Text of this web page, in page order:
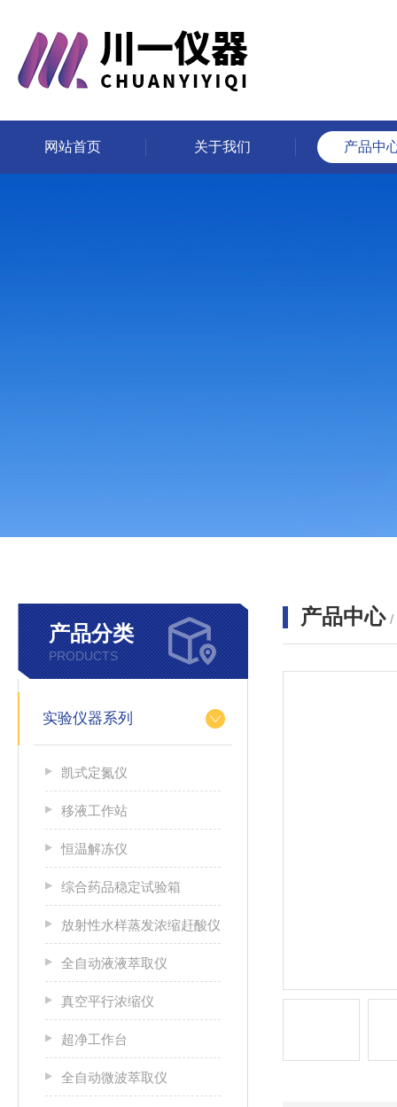
网站首页 关于我们 产品中
产品分类
PRODUCTS
实验仪器系列
凯式定氮仪
移液工作站
恒温解冻仪
综合药品稳定试验箱
放射性水样蒸发浓缩赶酸仪
全自动液液萃取仪
真空平行浓缩仪
超净工作台
全自动微波萃取仪
产品中心 /